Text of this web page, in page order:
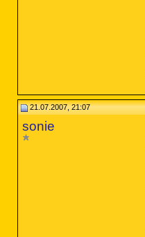
21.07.2007, 21:07
sonie